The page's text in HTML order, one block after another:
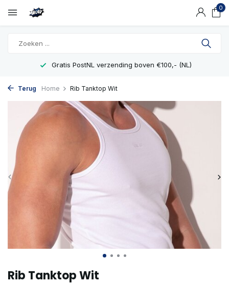
0
Gratis PostNL verzending boven €100,- (NL)
Terug Home Rib Tanktop Wit
Rib Tanktop Wit